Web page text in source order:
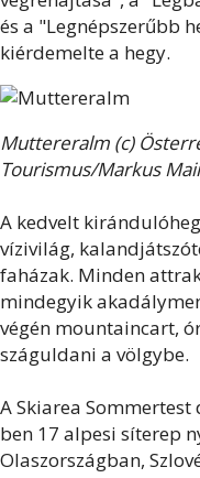
és a "Legnépszerűbb
kiérdemelte a hegy.
Muttereralm (c)
Tourismus/Markus
A kedvelt
vízivilág,
faházak. Minden
mindegyik
végén mountaincart,
száguldani a völgybe.
A Skiarea
ben 17 alpesi síterep
Olaszországban,